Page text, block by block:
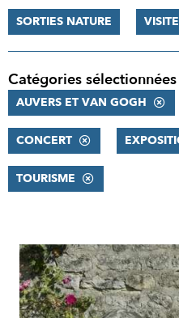
SORTIES NATURE
Catégories
AUVERS ET VAN GOGH
CONCERT
TOURISME
RÉSULTATS